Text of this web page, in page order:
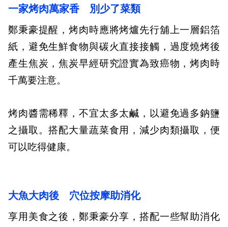
一家烤肉萬家香 別少了菜類
鄭秉豪提醒，烤肉時應將烤爐先行舖上一層鋁箔
紙，避免生鮮食物與碳火直接接觸，過度燒烤後
產生焦炭，焦炭早經研究證實為致癌物，烤肉時
千萬要注意。
烤肉醬需稀釋，不宜太多太鹹，以避免過多鈉鹽
之攝取。搭配大量蔬菜食用，減少肉類攝取，便
可以吃得健康。
大魚大肉後 穴位按摩助消化
享用美食之後，鄭秉豪分享，搭配一些幫助消化